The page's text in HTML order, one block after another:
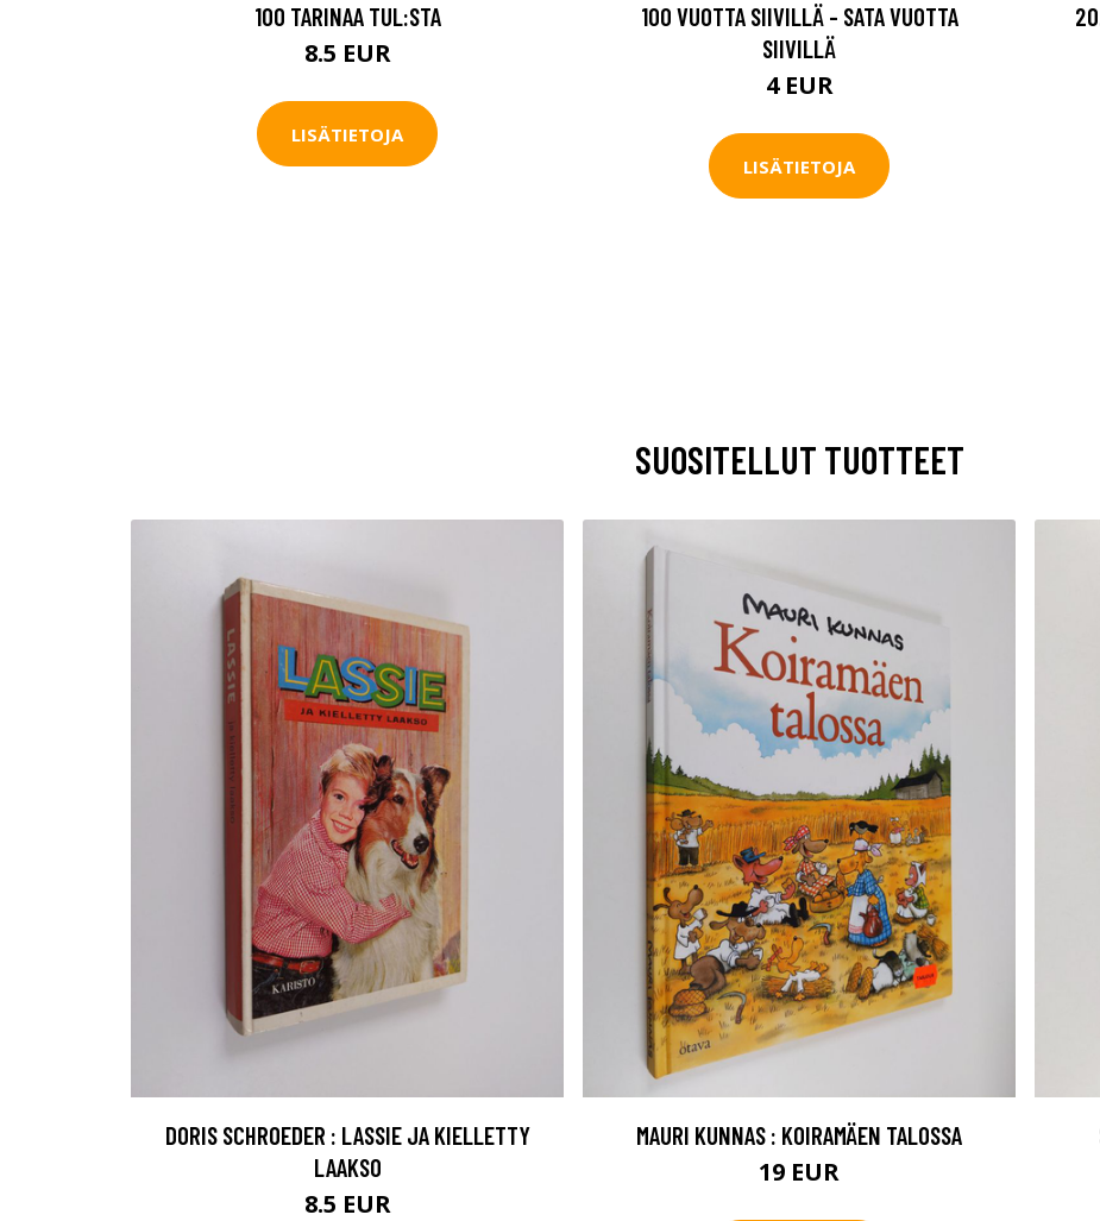
100 TARINAA TUL:STA
8.5 EUR
LISÄTIETOJA
100 VUOTTA SIIVILLÄ - SATA VUOTTA
SIIVILLÄ
4 EUR
LISÄTIETOJA
SUOSITELLUT TUOTTEET
DORIS SCHROEDER : LASSIE JA KIELLETTY
LAAKSO
8.5 EUR
MAURI KUNNAS : KOIRAMÄEN TALOSSA
19 EUR